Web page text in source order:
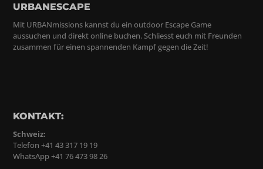
URBANESCAPE
Mit URBANmissions kannst du ein outdoor Escape Game
aussuchen und direkt online buchen. Schliesst euch mit Freunden
zusammen für einen spannenden Kampf gegen die Zeit!
KONTAKT:
Schweiz:
Telefon +41 43 317 19 19
WhatsApp +41 76 473 98 26